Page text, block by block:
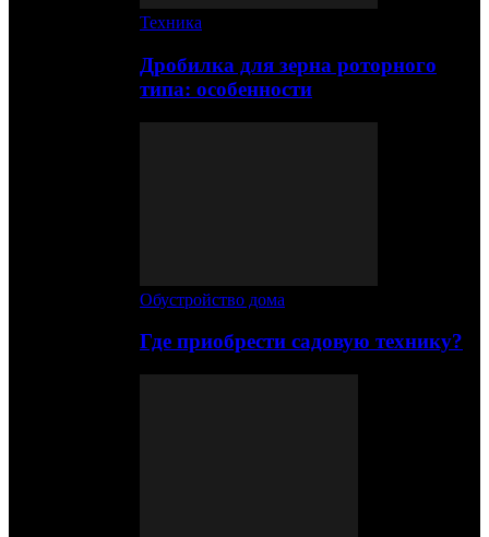
Техника
Дробилка для зерна роторного
типа: особенности
Обустройство дома
Где приобрести садовую технику?